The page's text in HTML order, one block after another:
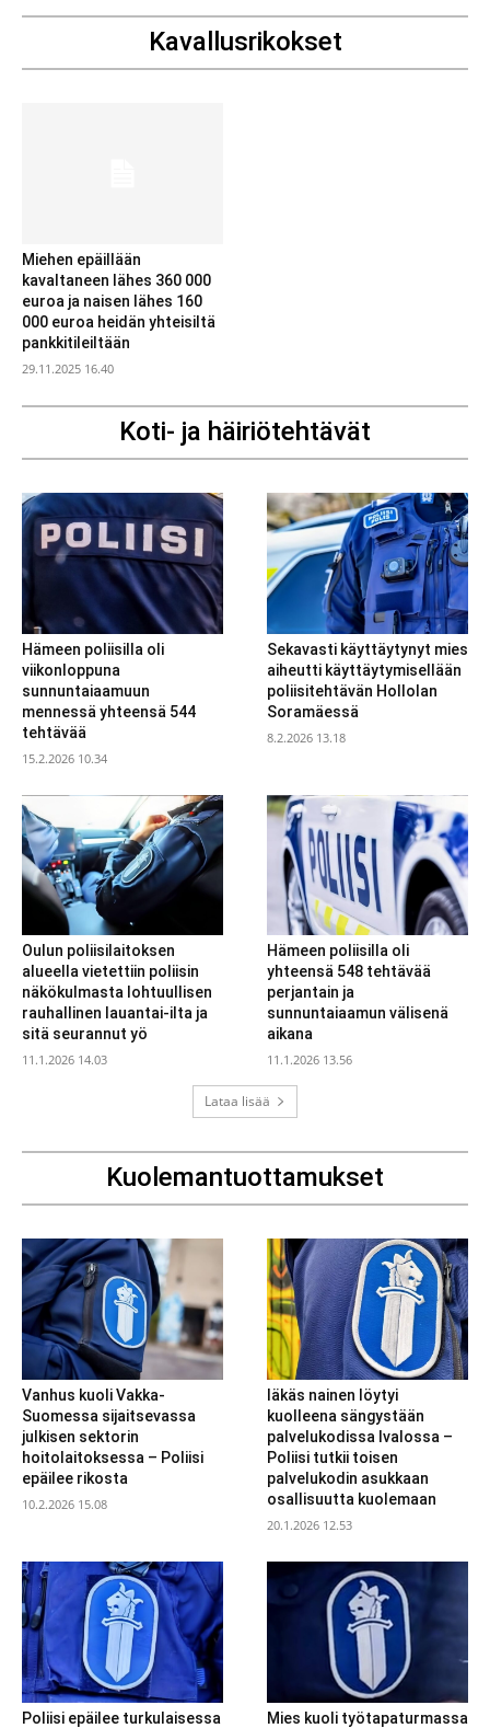
Kavallusrikokset
Miehen epäillään
kavaltaneen lähes 360 000
euroa ja naisen lähes 160
000 euroa heidän yhteisiltä
pankkitileiltään
29.11.2025 16.40
Koti- ja häiriötehtävät
Hämeen poliisilla oli
viikonloppuna
sunnuntaiaamuun
mennessä yhteensä 544
tehtävää
15.2.2026 10.34
Sekavasti käyttäytynyt mies
aiheutti käyttäytymisellään
poliisitehtävän Hollolan
Soramäessä
8.2.2026 13.18
Oulun poliisilaitoksen
alueella vietettiin poliisin
näkökulmasta lohtuullisen
rauhallinen lauantai-ilta ja
sitä seurannut yö
11.1.2026 14.03
Hämeen poliisilla oli
yhteensä 548 tehtävää
perjantain ja
sunnuntaiaamun välisenä
aikana
11.1.2026 13.56
Lataa lisää
Kuolemantuottamukset
Vanhus kuoli Vakka-
Suomessa sijaitsevassa
julkisen sektorin
hoitolaitoksessa – Poliisi
epäilee rikosta
10.2.2026 15.08
Iäkäs nainen löytyi
kuolleena sängystään
palvelukodissa Ivalossa –
Poliisi tutkii toisen
palvelukodin asukkaan
osallisuutta kuolemaan
20.1.2026 12.53
Poliisi epäilee turkulaisessa Mies kuoli työtapaturmassa